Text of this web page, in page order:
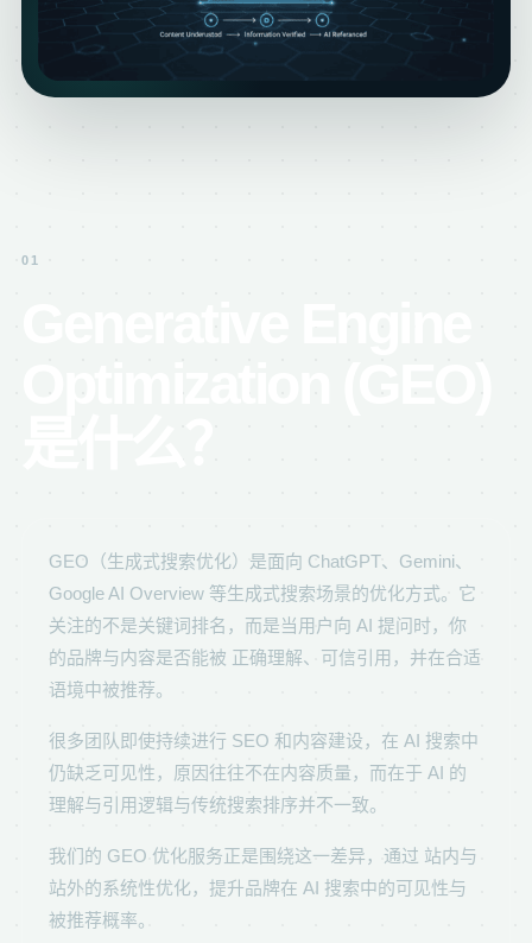
01
Generative Engine
Optimization (GEO)
是什么？
GEO（生成式搜索优化）是面向 ChatGPT、Gemini、
Google AI Overview 等生成式搜索场景的优化方式。它
关注的不是关键词排名，而是当用户向 AI 提问时，你
的品牌与内容是否能被 正确理解、可信引用，并在合适
语境中被推荐。
很多团队即使持续进行 SEO 和内容建设，在 AI 搜索中
仍缺乏可见性，原因往往不在内容质量，而在于 AI 的
理解与引用逻辑与传统搜索排序并不一致。
我们的 GEO 优化服务正是围绕这一差异，通过 站内与
站外的系统性优化，提升品牌在 AI 搜索中的可见性与
被推荐概率。